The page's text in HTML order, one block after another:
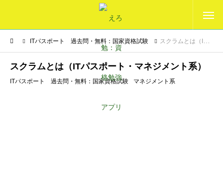
ITパスポート 過去問・無料：国家資格試験 スクラムとは（ITパスポート・マネジメント系）
スクラムとは（ITパスポート・マネジメント系）
ITパスポート 過去問・無料：国家資格試験 マネジメント系